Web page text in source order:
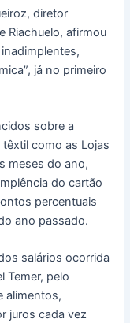
diretor
Riachuelo, afirmou
já no primeiro
sobre a
como as Lojas
meses do ano,
do cartão
percentuais
ano passado.
salários ocorrida
Temer, pelo
alimentos,
juros cada vez